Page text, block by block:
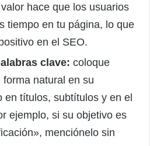
hace que los usuarios
tiempo en tu página, lo que
en el SEO.
clave: coloque
natural en su
en títulos, subtítulos y en el
ejemplo, si su objetivo es
menciónelo sin